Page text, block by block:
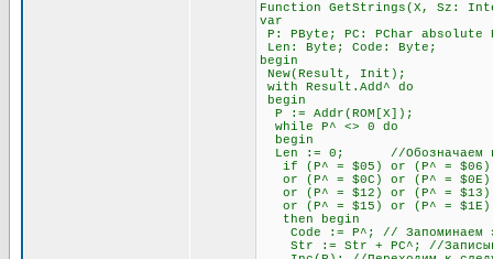
Function GetStrings(X, Sz:
var
P: PByte; PC: PChar absolute
Len: Byte; Code: Byte;
begin
New(Result, Init);
with Result.Add^ do
begin
P := Addr(ROM[X]);
while P^ <> 0 do
begin
Len := 0; //Обозначаем
if (P^ = $05) or (P^ = $06) or
or (P^ = $0C) or (P^ = $0E) or
or (P^ = $12) or (P^ = $13)
or (P^ = $15) or (P^ = $1E)
then begin
Code := P^; // Запоминаем
Str := Str + PC^; //